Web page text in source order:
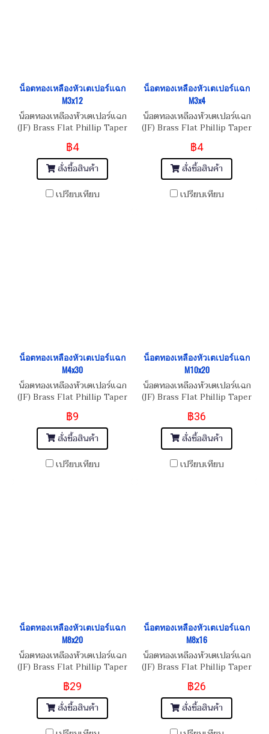
น็อตทองเหลืองหัวเตเปอร์แฉก
M3x12
น็อตทองเหลืองหัวเตเปอร์แฉก
(JF) Brass Flat Phillip Taper
Head Screw M3x0.5x12
฿4
สั่งซื้อสินค้า
เปรียบเทียบ
น็อตทองเหลืองหัวเตเปอร์แฉก
M3x4
น็อตทองเหลืองหัวเตเปอร์แฉก
(JF) Brass Flat Phillip Taper
Head Screw M3x0.5x4
฿4
สั่งซื้อสินค้า
เปรียบเทียบ
น็อตทองเหลืองหัวเตเปอร์แฉก
M4x30
น็อตทองเหลืองหัวเตเปอร์แฉก
(JF) Brass Flat Phillip Taper
Head Screw M4x30
฿9
สั่งซื้อสินค้า
เปรียบเทียบ
น็อตทองเหลืองหัวเตเปอร์แฉก
M10x20
น็อตทองเหลืองหัวเตเปอร์แฉก
(JF) Brass Flat Phillip Taper
Head Screw M10x1.5x20
฿36
สั่งซื้อสินค้า
เปรียบเทียบ
น็อตทองเหลืองหัวเตเปอร์แฉก
M8x20
น็อตทองเหลืองหัวเตเปอร์แฉก
(JF) Brass Flat Phillip Taper
฿29
สั่งซื้อสินค้า
น็อตทองเหลืองหัวเตเปอร์แฉก
M8x16
น็อตทองเหลืองหัวเตเปอร์แฉก
(JF) Brass Flat Phillip Taper
฿26
สั่งซื้อสินค้า